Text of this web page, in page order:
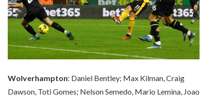
Wolverhampton: Daniel Bentley; Max Kilman, Craig
Dawson, Toti Gomes; Nelson Semedo, Mario Lemina, Joao